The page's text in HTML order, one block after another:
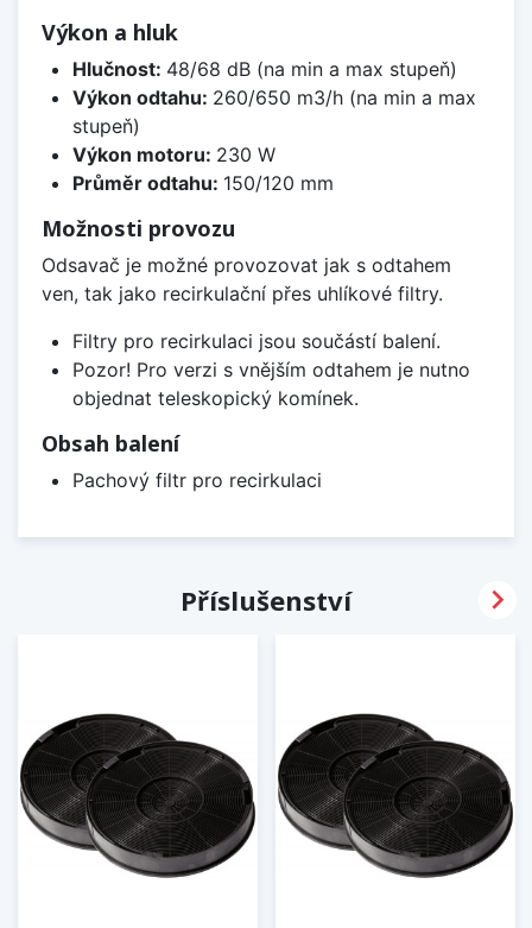
Výkon a hluk
Hlučnost: 48/68 dB (na min a max stupeň)
Výkon odtahu: 260/650 m3/h (na min a max
stupeň)
Výkon motoru: 230 W
Průměr odtahu: 150/120 mm
Možnosti provozu
Odsavač je možné provozovat jak s odtahem
ven, tak jako recirkulační přes uhlíkové filtry.
Filtry pro recirkulaci jsou součástí balení.
Pozor! Pro verzi s vnějším odtahem je nutno
objednat teleskopický komínek.
Obsah balení
Pachový filtr pro recirkulaci
Příslušenství 